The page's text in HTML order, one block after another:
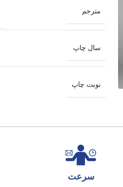
مترجم
سال چاپ
نوبت چاپ
سرعت